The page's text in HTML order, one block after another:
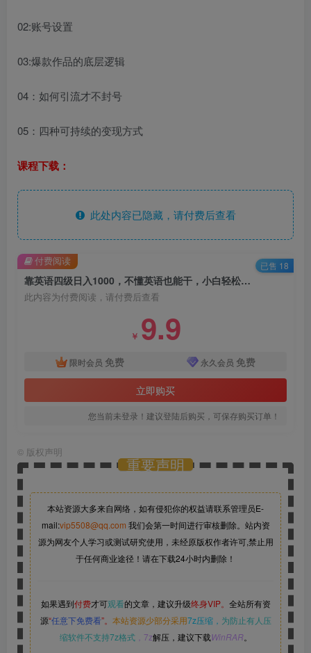
02:账号设置
03:爆款作品的底层逻辑
04：如何引流才不封号
05：四种可持续的变现方式
课程下载：
此处内容已隐藏，请付费后查看
靠英语四级日入1000，不懂英语也能干，小白轻松上手！
此内容为付费阅读，请付费后查看
￥ 9.9
限时会员 免费 永久会员 免费
立即购买
您当前未登录！建议登陆后购买，可保存购买订单！
付费阅读 已售 18
© 版权声明
重要声明
本站资源大多来自网络，如有侵犯你的权益请联系管理员E-
mail:vip5508@qq.com 我们会第一时间进行审核删除。站内资
源为网友个人学习或测试研究使用，未经原版权作者许可,禁止用
于任何商业途径！请在下载24小时内删除！
如果遇到付费才可观看的文章，建议升级终身VIP。 全站所有资
源“任意下免费看”。 本站资源少部分采用7z压缩， 为防止有人压
缩软件不支持7z格式，7z解压，建议下载WinRAR。